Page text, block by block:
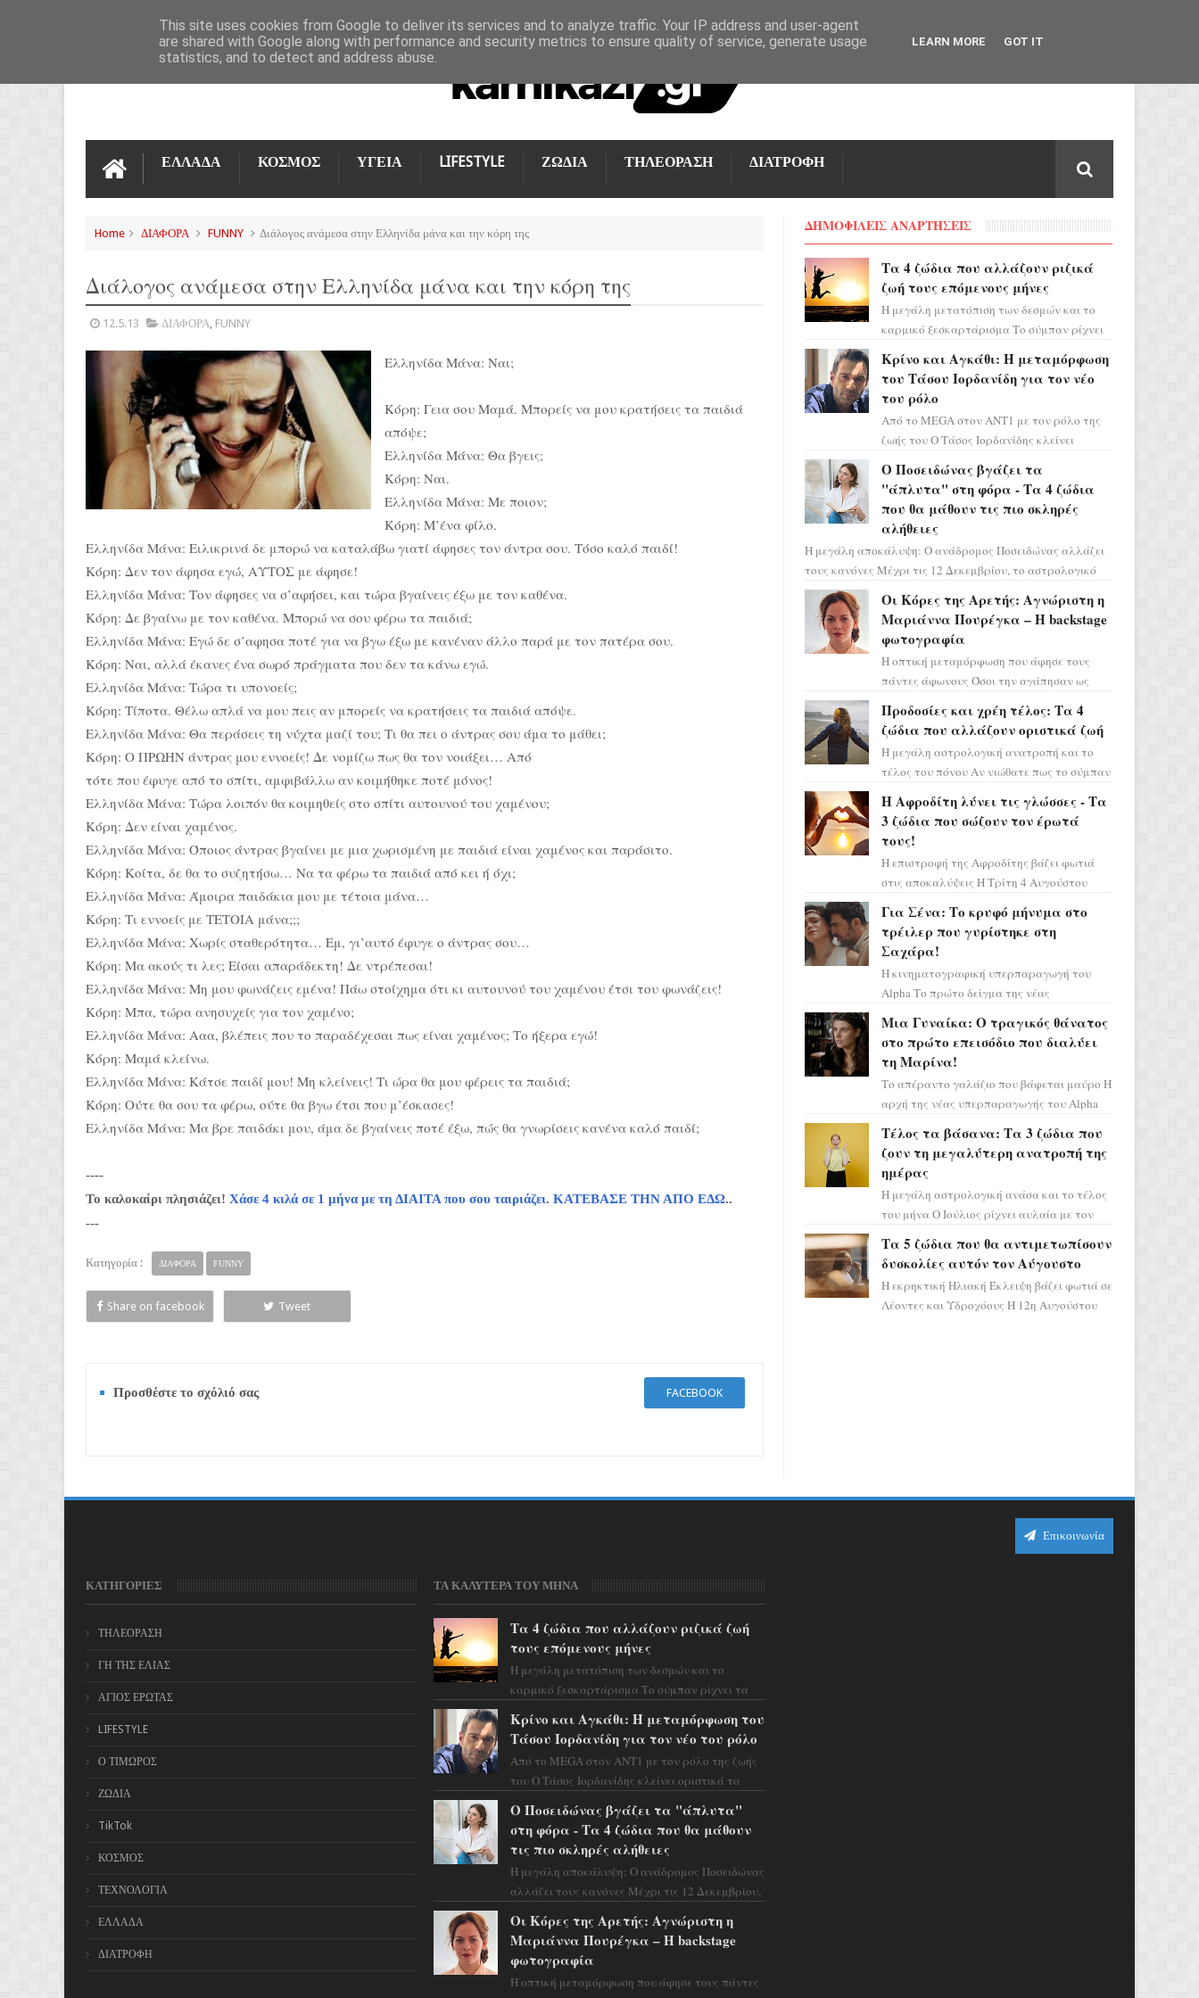
ΕΠΙΚΟΙΝΩΝΊΑ
ΕΛΛΑΔΑ ΚΟΣΜΟΣ ΥΓΕΙΑ LIFESTYLE ΖΩΔΙΑ ΤΗΛΕΟΡΑΣΗ ΔΙΑΤΡΟΦΗ
Home ΔΙΑΦΟΡΑ FUNNY Διάλογος ανάμεσα στην Ελληνίδα μάνα και την κόρη της
Διάλογος ανάμεσα στην Ελληνίδα μάνα και την κόρη της
12.5.13 ΔΙΑΦΟΡΑ, FUNNY
Ελληνίδα Μάνα: Ναι;
Κόρη: Γεια σου Μαμά. Μπορείς να μου κρατήσεις τα παιδιά
απόψε;
Ελληνίδα Μάνα: Θα βγεις;
Κόρη: Ναι.
Ελληνίδα Μάνα: Με ποιον;
Κόρη: Μ’ένα φίλο.
Ελληνίδα Μάνα: Ειλικρινά δε μπορώ να καταλάβω γιατί άφησες τον άντρα σου. Τόσο καλό παιδί!
Κόρη: Δεν τον άφησα εγώ, ΑΥΤΟΣ με άφησε!
Ελληνίδα Μάνα: Τον άφησες να σ’αφήσει, και τώρα βγαίνεις έξω με τον καθένα.
Κόρη: Δε βγαίνω με τον καθένα. Μπορώ να σου φέρω τα παιδιά;
Ελληνίδα Μάνα: Εγώ δε σ’αφησα ποτέ για να βγω έξω με κανέναν άλλο παρά με τον πατέρα σου.
Κόρη: Ναι, αλλά έκανες ένα σωρό πράγματα που δεν τα κάνω εγώ.
Ελληνίδα Μάνα: Τώρα τι υπονοείς;
Κόρη: Τίποτα. Θέλω απλά να μου πεις αν μπορείς να κρατήσεις τα παιδιά απόψε.
Ελληνίδα Μάνα: Θα περάσεις τη νύχτα μαζί του; Τι θα πει ο άντρας σου άμα το μάθει;
Κόρη: Ο ΠΡΩΗΝ άντρας μου εννοείς! Δε νομίζω πως θα τον νοιάξει… Από
τότε που έφυγε από το σπίτι, αμφιβάλλω αν κοιμήθηκε ποτέ μόνος!
Ελληνίδα Μάνα: Τώρα λοιπόν θα κοιμηθείς στο σπίτι αυτουνού του χαμένου;
Κόρη: Δεν είναι χαμένος.
Ελληνίδα Μάνα: Όποιος άντρας βγαίνει με μια χωρισμένη με παιδιά είναι χαμένος και παράσιτο.
Κόρη: Κοίτα, δε θα το συζητήσω… Να τα φέρω τα παιδιά από κει ή όχι;
Ελληνίδα Μάνα: Άμοιρα παιδάκια μου με τέτοια μάνα…
Κόρη: Τι εννοείς με ΤΕΤΟΙΑ μάνα;;;
Ελληνίδα Μάνα: Χωρίς σταθερότητα… Εμ, γι’αυτό έφυγε ο άντρας σου…
Κόρη: Μα ακούς τι λες; Είσαι απαράδεκτη! Δε ντρέπεσαι!
Ελληνίδα Μάνα: Μη μου φωνάζεις εμένα! Πάω στοίχημα ότι κι αυτουνού του χαμένου έτσι του φωνάζεις!
Κόρη: Μπα, τώρα ανησυχείς για τον χαμένο;
Ελληνίδα Μάνα: Ααα, βλέπεις που το παραδέχεσαι πως είναι χαμένος; Το ήξερα εγώ!
Κόρη: Μαμά κλείνω.
Ελληνίδα Μάνα: Κάτσε παιδί μου! Μη κλείνεις! Τι ώρα θα μου φέρεις τα παιδιά;
Κόρη: Ούτε θα σου τα φέρω, ούτε θα βγω έτσι που μ’έσκασες!
Ελληνίδα Μάνα: Μα βρε παιδάκι μου, άμα δε βγαίνεις ποτέ έξω, πώς θα γνωρίσεις κανένα καλό παιδί;
----
Το καλοκαίρι πλησιάζει! Χάσε 4 κιλά σε 1 μήνα με τη ΔΙΑΙΤΑ που σου ταιριάζει. ΚΑΤΕΒΑΣΕ ΤΗΝ ΑΠΟ ΕΔΩ..
---
Κατηγορία : ΔΙΑΦΟΡΑ FUNNY
Share on facebook Tweet
Προσθέστε το σχόλιό σας FACEBOOK
ΔΗΜΟΦΙΛΕΙΣ ΑΝΑΡΤΗΣΕΙΣ
Τα 4 ζώδια που αλλάζουν ριζικά
ζωή τους επόμενους μήνες
Η μεγάλη μετατόπιση των δεσμών και το
καρμικό ξεσκαρτάρισμα Το σύμπαν ρίχνει
προειδοποιεί: οι σελην...
Κρίνο και Αγκάθι: Η μεταμόρφωση
του Τάσου Ιορδανίδη για τον νέο
του ρόλο
Από το MEGA στον ΑΝΤ1 με τον ρόλο της
ζωής του Ο Τάσος Ιορδανίδης κλείνει
επιτυχίας «Μια Νύχτα Μόνο» ...
Ο Ποσειδώνας βγάζει τα
"άπλυτα" στη φόρα - Τα 4 ζώδια
που θα μάθουν τις πιο σκληρές
αλήθειες
Η μεγάλη αποκάλυψη: Ο ανάδρομος Ποσειδώνας αλλάζει
τους κανόνες Μέχρι τις 12 Δεκεμβρίου, το αστρολογικό
σκηνικό θυμίζει ταινία μυστηρίου ...
Οι Κόρες της Αρετής: Αγνώριστη η
Μαριάννα Πουρέγκα – H backstage
φωτογραφία
Η οπτική μεταμόρφωση που άφησε τους
πάντες άφωνους Όσοι την αγάπησαν ως
πρέπει τώρα να προετοιμαστο...
Προδοσίες και χρέη τέλος: Τα 4
ζώδια που αλλάζουν οριστικά ζωή
Η μεγάλη αστρολογική ανατροπή και το
τέλος του πόνου Αν νιώθατε πως το σύμπαν
πάρετε μια βαθιά α...
Η Αφροδίτη λύνει τις γλώσσες - Τα
3 ζώδια που σώζουν τον έρωτά
τους!
Η επιστροφή της Αφροδίτης βάζει φωτιά
στις αποκαλύψεις Η Τρίτη 4 Αυγούστου
ορόσημο, καθώς η Αφροδίτη πρ...
Για Σένα: Το κρυφό μήνυμα στο
τρέιλερ που γυρίστηκε στη
Σαχάρα!
Η κινηματογραφική υπερπαραγωγή του
Alpha Το πρώτο δείγμα της νέας
η αισθητική του ξεπερνά κάθε π...
Μια Γυναίκα: Ο τραγικός θάνατος
στο πρώτο επεισόδιο που διαλύει
τη Μαρίνα!
Το απέραντο γαλάζιο που βάφεται μαύρο Η
αρχή της νέας υπερπαραγωγής του Alpha
πλημμυρισμένο από...
Τέλος τα βάσανα: Τα 3 ζώδια που
ζουν τη μεγαλύτερη ανατροπή της
ημέρας
Η μεγάλη αστρολογική ανάσα και το τέλος
του μήνα Ο Ιούλιος ρίχνει αυλαία με τον
περνάει στο ζώδιο τω...
Τα 5 ζώδια που θα αντιμετωπίσουν
δυσκολίες αυτόν τον Αύγουστο
Η εκρηκτική Ηλιακή Έκλειψη βάζει φωτιά σε
Λέοντες και Υδροχόους Η 12η Αυγούστου
Επικοινωνία
ΚΑΤΗΓΟΡΙΕΣ
ΤΗΛΕΟΡΑΣΗ
ΓΗ ΤΗΣ ΕΛΙΑΣ
ΑΓΙΟΣ ΕΡΩΤΑΣ
LIFESTYLE
Ο ΤΙΜΩΡΟΣ
ΖΩΔΙΑ
TikTok
ΚΟΣΜΟΣ
ΤΕΧΝΟΛΟΓΙΑ
ΕΛΛΑΔΑ
ΔΙΑΤΡΟΦΗ
ΤΑ ΚΑΛΥΤΕΡΑ ΤΟΥ ΜΗΝΑ
Τα 4 ζώδια που αλλάζουν ριζικά ζωή
τους επόμενους μήνες
Η μεγάλη μετατόπιση των δεσμών και το
καρμικό ξεσκαρτάρισμα Το σύμπαν ρίχνει τα
προειδοποιεί: οι σελην...
Κρίνο και Αγκάθι: Η μεταμόρφωση του
Τάσου Ιορδανίδη για τον νέο του ρόλο
Από το MEGA στον ΑΝΤ1 με τον ρόλο της ζωής
του Ο Τάσος Ιορδανίδης κλείνει οριστικά το
Μόνο» ...
Ο Ποσειδώνας βγάζει τα "άπλυτα"
στη φόρα - Τα 4 ζώδια που θα μάθουν
τις πιο σκληρές αλήθειες
Η μεγάλη αποκάλυψη: Ο ανάδρομος Ποσειδώνας
αλλάζει τους κανόνες Μέχρι τις 12 Δεκεμβρίου,
μυστηρίου ...
Οι Κόρες της Αρετής: Αγνώριστη η
Μαριάννα Πουρέγκα – H backstage
φωτογραφία
Η οπτική μεταμόρφωση που άφησε τους πάντες
This site uses cookies from Google to deliver its services and to analyze traffic. Your IP address and user-agent
are shared with Google along with performance and security metrics to ensure quality of service, generate usage
statistics, and to detect and address abuse.
LEARN MORE GOT IT